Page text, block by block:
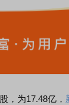
，为17.48亿，